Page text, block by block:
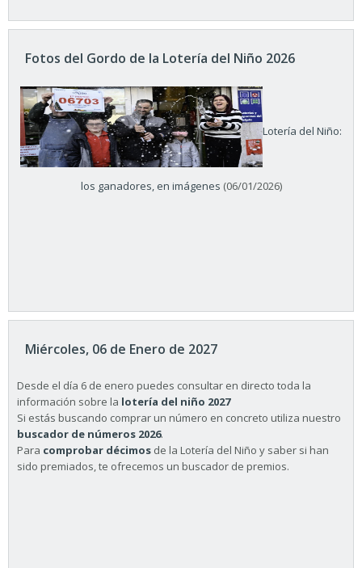
Fotos del Gordo de la Lotería del Niño 2026
Lotería del Niño:
los ganadores, en imágenes (06/01/2026)
Miércoles, 06 de Enero de 2027
Desde el día 6 de enero puedes consultar en directo toda la
información sobre la lotería del niño 2027
Si estás buscando comprar un número en concreto utiliza nuestro
buscador de números 2026.
Para comprobar décimos de la Lotería del Niño y saber si han
sido premiados, te ofrecemos un buscador de premios.